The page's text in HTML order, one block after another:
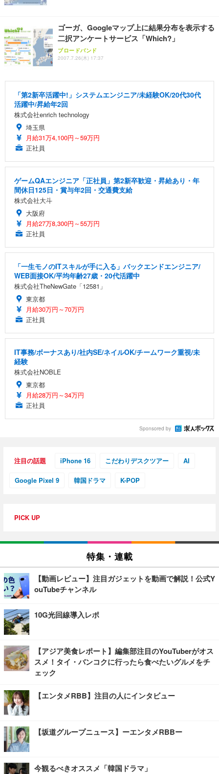
ゴーガ、Googleマップ上に結果分布を表示する
二択アンケートサービス「Which?」
ブロードバンド
2007.7.26(木) 17:37
「第2新卒活躍中!」システムエンジニア/未経験OK/20代30代
活躍中/昇給年2回
株式会社enrich technology
埼玉県
月給31万4,100円～59万円
正社員
ゲームQAエンジニア「正社員」第2新卒歓迎・昇給あり・年
間休日125日・賞与年2回・交通費支給
株式会社大斗
大阪府
月給27万8,300円～55万円
正社員
「一生モノのITスキルが手に入る」バックエンドエンジニア/
WEB面接OK/平均年齢27歳・20代活躍中
株式会社TheNewGate「12581」
東京都
月給30万円～70万円
正社員
IT事務/ボーナスあり/社内SE/ネイルOK/チームワーク重視/未
経験
株式会社NOBLE
東京都
月給28万円～34万円
正社員
Sponsored by
注目の話題 iPhone 16 こだわりデスクツアー AI
Google Pixel 9 韓国ドラマ K-POP
PICK UP
特集・連載
【動画レビュー】注目ガジェットを動画で解説！公式Y
ouTubeチャンネル
10G光回線導入レポ
【アジア美食レポート】編集部注目のYouTuberがオス
スメ！タイ・バンコクに行ったら食べたいグルメをチ
ェック
【エンタメRBB】注目の人にインタビュー
【坂道グループニュース】ーエンタメRBBー
今観るべきオススメ「韓国ドラマ」